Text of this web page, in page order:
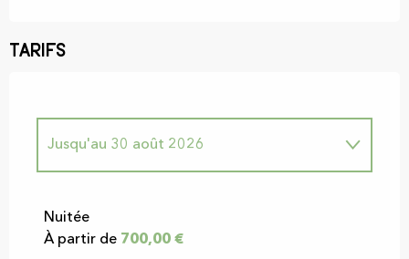
Tarifs
Jusqu'au 30 août 2026
Du
Nuitée
À partir de 700,00 €